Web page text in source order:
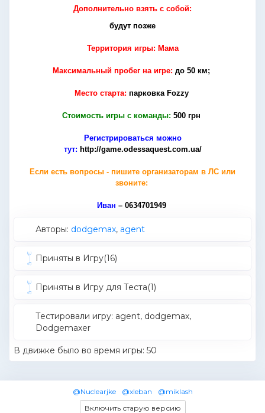
Дополнительно взять с собой:
будут позже
Территория игры: Мама
Максимальный пробег на игре: до 50 км;
Место старта: парковка Fozzy
Стоимость игры с команды: 500 грн
Регистрироваться можно
тут: http://game.odessaquest.com.ua/
Если есть вопросы - пишите организаторам в ЛС или
звоните:
Иван – 0634701949
Авторы: dodgemax, agent
Приняты в Игру(16)
Приняты в Игру для Теста(1)
Тестировали игру: agent, dodgemax,
Dodgemaxer
В движке было во время игры: 50
@Nuclearjke @xleban
@miklash
Включить старую версию